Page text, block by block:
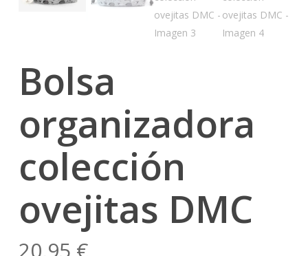
Bolsa
organizadora
colección
ovejitas DMC